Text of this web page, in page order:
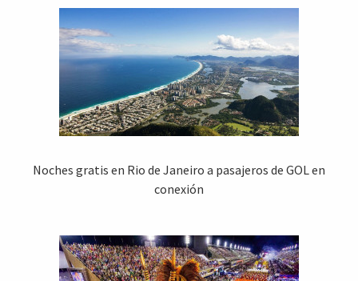
Noches gratis en Rio de Janeiro a pasajeros de GOL en
conexión